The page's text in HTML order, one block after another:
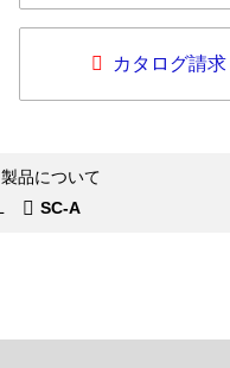
カタログ請求
製品について
SC-A